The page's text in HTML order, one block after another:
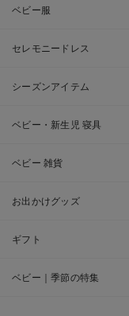
ベビー服
セレモニードレス
シーズンアイテム
ベビー・新生児 寝具
ベビー 雑貨
お出かけグッズ
ギフト
ベビー｜季節の特集